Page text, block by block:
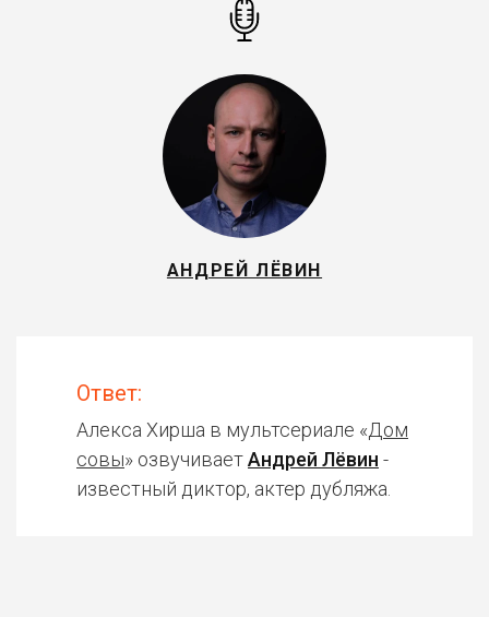
АНДРЕЙ ЛЁВИН
Ответ:
Алекса Хирша в мультсериале «Дом
совы» озвучиваетАндрей Лёвин -
известный диктор, актер дубляжа.